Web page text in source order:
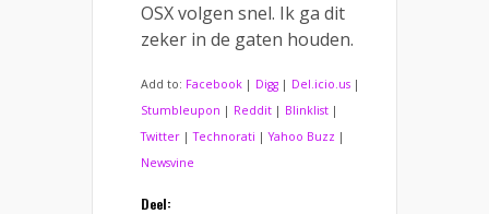
OSX volgen snel. Ik ga dit
zeker in de gaten houden.
Add to: Facebook | Digg | Del.icio.us |
Stumbleupon | Reddit | Blinklist |
Twitter |Technorati |Yahoo Buzz |
Newsvine
Deel: